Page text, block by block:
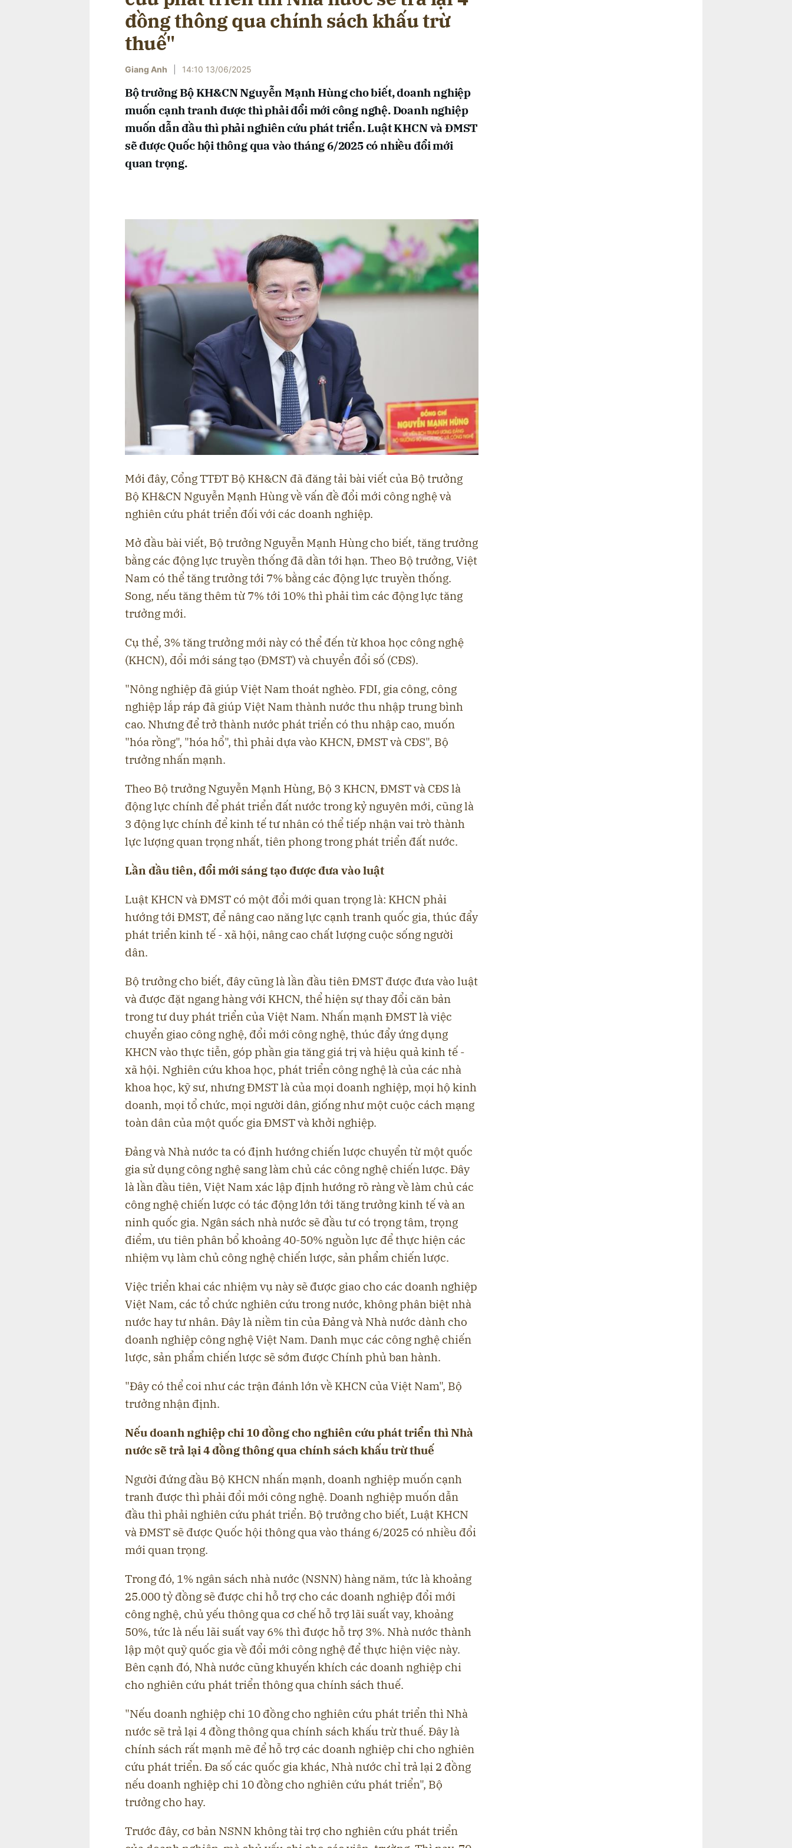
đồng thông qua chính sách khấu trừ
thuế"
Giang Anh 14:10 13/06/2025
Bộ trưởng Bộ KH&CN Nguyễn Mạnh Hùng cho biết, doanh nghiệp
muốn cạnh tranh được thì phải đổi mới công nghệ. Doanh nghiệp
muốn dẫn đầu thì phải nghiên cứu phát triển. Luật KHCN và ĐMST
sẽ được Quốc hội thông qua vào tháng 6/2025 có nhiều đổi mới
quan trọng.
Mới đây, Cổng TTĐT Bộ KH&CN đã đăng tải bài viết của Bộ trưởng
Bộ KH&CN Nguyễn Mạnh Hùng về vấn đề đổi mới công nghệ và
nghiên cứu phát triển đối với các doanh nghiệp.
Mở đầu bài viết, Bộ trưởng Nguyễn Mạnh Hùng cho biết, tăng trưởng
bằng các động lực truyền thống đã dần tới hạn. Theo Bộ trưởng, Việt
Nam có thể tăng trưởng tới 7% bằng các động lực truyền thống.
Song, nếu tăng thêm từ 7% tới 10% thì phải tìm các động lực tăng
trưởng mới.
Cụ thể, 3% tăng trưởng mới này có thể đến từ khoa học công nghệ
(KHCN), đổi mới sáng tạo (ĐMST) và chuyển đổi số (CĐS).
"Nông nghiệp đã giúp Việt Nam thoát nghèo. FDI, gia công, công
nghiệp lắp ráp đã giúp Việt Nam thành nước thu nhập trung bình
cao. Nhưng để trở thành nước phát triển có thu nhập cao, muốn
"hóa rồng", "hóa hổ", thì phải dựa vào KHCN, ĐMST và CĐS", Bộ
trưởng nhấn mạnh.
Theo Bộ trưởng Nguyễn Mạnh Hùng, Bộ 3 KHCN, ĐMST và CĐS là
động lực chính để phát triển đất nước trong kỷ nguyên mới, cũng là
3 động lực chính để kinh tế tư nhân có thể tiếp nhận vai trò thành
lực lượng quan trọng nhất, tiên phong trong phát triển đất nước.
Lần đầu tiên, đổi mới sáng tạo được đưa vào luật
Luật KHCN và ĐMST có một đổi mới quan trọng là: KHCN phải
hướng tới ĐMST, để nâng cao năng lực cạnh tranh quốc gia, thúc đẩy
phát triển kinh tế - xã hội, nâng cao chất lượng cuộc sống người
dân.
Bộ trưởng cho biết, đây cũng là lần đầu tiên ĐMST được đưa vào luật
và được đặt ngang hàng với KHCN, thể hiện sự thay đổi căn bản
trong tư duy phát triển của Việt Nam. Nhấn mạnh ĐMST là việc
chuyển giao công nghệ, đổi mới công nghệ, thúc đẩy ứng dụng
KHCN vào thực tiễn, góp phần gia tăng giá trị và hiệu quả kinh tế -
xã hội. Nghiên cứu khoa học, phát triển công nghệ là của các nhà
khoa học, kỹ sư, nhưng ĐMST là của mọi doanh nghiệp, mọi hộ kinh
doanh, mọi tổ chức, mọi người dân, giống như một cuộc cách mạng
toàn dân của một quốc gia ĐMST và khởi nghiệp.
Đảng và Nhà nước ta có định hướng chiến lược chuyển từ một quốc
gia sử dụng công nghệ sang làm chủ các công nghệ chiến lược. Đây
là lần đầu tiên, Việt Nam xác lập định hướng rõ ràng về làm chủ các
công nghệ chiến lược có tác động lớn tới tăng trưởng kinh tế và an
ninh quốc gia. Ngân sách nhà nước sẽ đầu tư có trọng tâm, trọng
điểm, ưu tiên phân bổ khoảng 40-50% nguồn lực để thực hiện các
nhiệm vụ làm chủ công nghệ chiến lược, sản phẩm chiến lược.
Việc triển khai các nhiệm vụ này sẽ được giao cho các doanh nghiệp
Việt Nam, các tổ chức nghiên cứu trong nước, không phân biệt nhà
nước hay tư nhân. Đây là niềm tin của Đảng và Nhà nước dành cho
doanh nghiệp công nghệ Việt Nam. Danh mục các công nghệ chiến
lược, sản phẩm chiến lược sẽ sớm được Chính phủ ban hành.
"Đây có thể coi như các trận đánh lớn về KHCN của Việt Nam", Bộ
trưởng nhận định.
Nếu doanh nghiệp chi 10 đồng cho nghiên cứu phát triển thì Nhà
nước sẽ trả lại 4 đồng thông qua chính sách khấu trừ thuế
Người đứng đầu Bộ KHCN nhấn mạnh, doanh nghiệp muốn cạnh
tranh được thì phải đổi mới công nghệ. Doanh nghiệp muốn dẫn
đầu thì phải nghiên cứu phát triển. Bộ trưởng cho biết, Luật KHCN
và ĐMST sẽ được Quốc hội thông qua vào tháng 6/2025 có nhiều đổi
mới quan trọng.
Trong đó, 1% ngân sách nhà nước (NSNN) hàng năm, tức là khoảng
25.000 tỷ đồng sẽ được chi hỗ trợ cho các doanh nghiệp đổi mới
công nghệ, chủ yếu thông qua cơ chế hỗ trợ lãi suất vay, khoảng
50%, tức là nếu lãi suất vay 6% thì được hỗ trợ 3%. Nhà nước thành
lập một quỹ quốc gia về đổi mới công nghệ để thực hiện việc này.
Bên cạnh đó, Nhà nước cũng khuyến khích các doanh nghiệp chi
cho nghiên cứu phát triển thông qua chính sách thuế.
"Nếu doanh nghiệp chi 10 đồng cho nghiên cứu phát triển thì Nhà
nước sẽ trả lại 4 đồng thông qua chính sách khấu trừ thuế. Đây là
chính sách rất mạnh mẽ để hỗ trợ các doanh nghiệp chi cho nghiên
cứu phát triển. Đa số các quốc gia khác, Nhà nước chỉ trả lại 2 đồng
nếu doanh nghiệp chi 10 đồng cho nghiên cứu phát triển", Bộ
trưởng cho hay.
Trước đây, cơ bản NSNN không tài trợ cho nghiên cứu phát triển